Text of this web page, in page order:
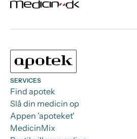
SERVICES
Find apotek
Slå din medicin op
Appen 'apoteket'
MedicinMix